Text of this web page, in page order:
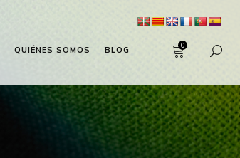
QUIÉNES SOMOS BLOG 0